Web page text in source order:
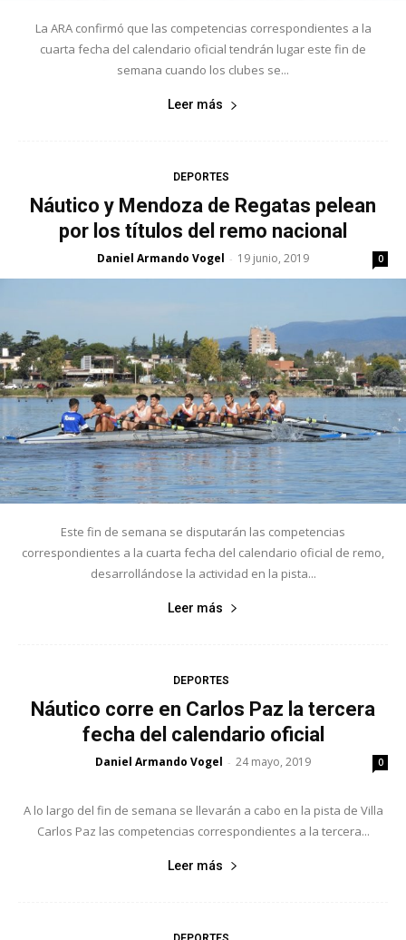
La ARA confirmó que las competencias correspondientes a la
cuarta fecha del calendario oficial tendrán lugar este fin de
semana cuando los clubes se...
Leer más
DEPORTES
Náutico y Mendoza de Regatas pelean
por los títulos del remo nacional
Daniel Armando Vogel - 19 junio, 2019 0
Este fin de semana se disputarán las competencias
correspondientes a la cuarta fecha del calendario oficial de remo,
desarrollándose la actividad en la pista...
Leer más
DEPORTES
Náutico corre en Carlos Paz la tercera
fecha del calendario oficial
Daniel Armando Vogel - 24 mayo, 2019 0
A lo largo del fin de semana se llevarán a cabo en la pista de Villa
Carlos Paz las competencias correspondientes a la tercera...
Leer más